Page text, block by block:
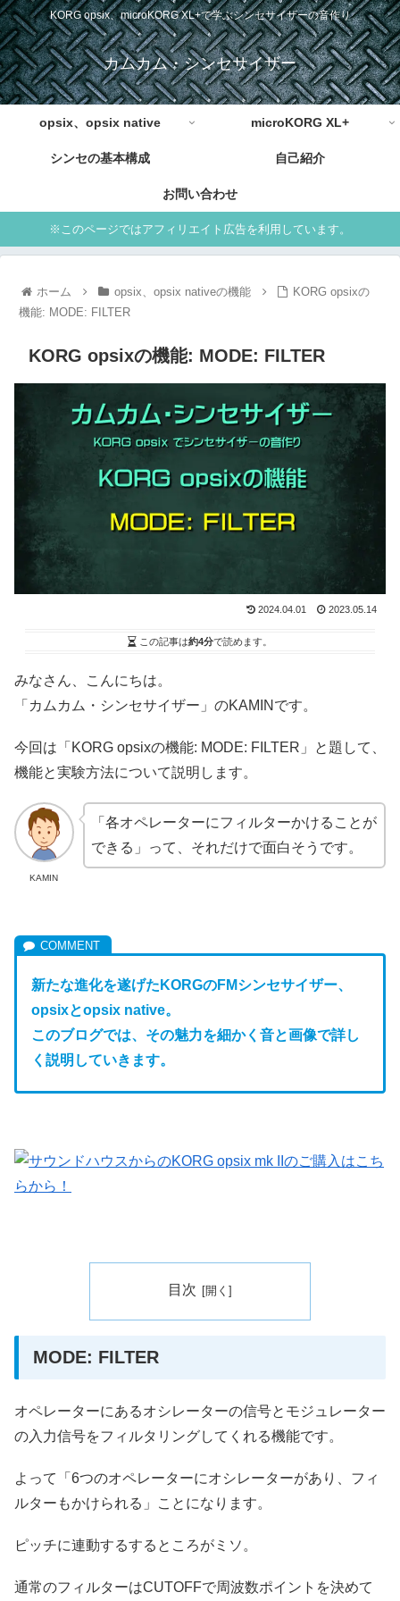
KORG opsix、microKORG XL+で学ぶシンセサイザーの音作り
カムカム・シンセサイザー
opsix、opsix native microKORG XL+
シンセの基本構成 自己紹介
お問い合わせ
※このページではアフィリエイト広告を利用しています。
ホーム opsix、opsix nativeの機能
KORG opsixの
機能: MODE: FILTER
KORG opsixの機能: MODE: FILTER
2024.04.01 2023.05.14
この記事は約4分で読めます。
みなさん、こんにちは。
「カムカム・シンセサイザー」のKAMINです。
今回は「KORG opsixの機能: MODE: FILTER」と題して、
機能と実験方法について説明します。
KAMIN
「各オペレーターにフィルターかけることが
できる」って、それだけで面白そうです。
新たな進化を遂げたKORGのFMシンセサイザー、
opsixとopsix native。
このブログでは、その魅力を細かく音と画像で詳し
く説明していきます。
目次
MODE: FILTER
オペレーターにあるオシレーターの信号とモジュレーター
の入力信号をフィルタリングしてくれる機能です。
よって「6つのオペレーターにオシレーターがあり、フィ
ルターもかけられる」ことになります。
ピッチに連動するするところがミソ。
通常のフィルターはCUTOFFで周波数ポイントを決めて